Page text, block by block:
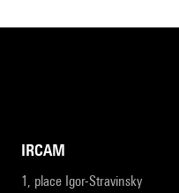
IRCAM
1, place Igor-Stravinsky